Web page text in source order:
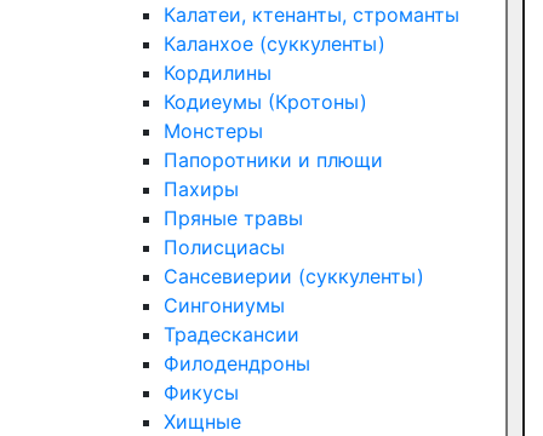
Калатеи, ктенанты, строманты
Каланхое (суккуленты)
Кордилины
Кодиеумы (Кротоны)
Монстеры
Папоротники и плющи
Пахиры
Пряные травы
Полисциасы
Сансевиерии (суккуленты)
Сингониумы
Традескансии
Филодендроны
Фикусы
Хищные